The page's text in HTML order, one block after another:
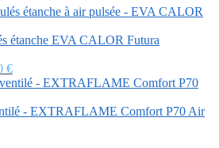
étanche EVA CALOR Futura
€.
€Le
prix
est :- EXTRAFLAME Comfort P70 Air